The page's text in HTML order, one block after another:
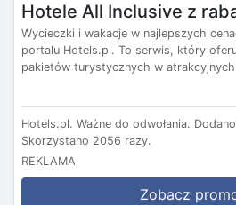
Hotele All Inclusive z
Wycieczki i wakacje w najlepszych
portalu Hotels.pl. To serwis, który
pakietów turystycznych w
Hotels.pl. Ważne do odwołania.
Skorzystano 2056 razy.
REKLAMA
Zobacz